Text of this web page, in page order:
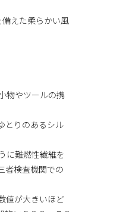
えた柔らかい風
物やツールの携
とりのあるシル
に難燃性繊維を
者検査機関での
値が大きいほど